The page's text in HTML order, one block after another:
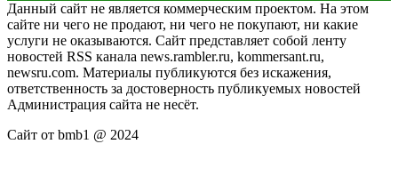
Данный сайт не является коммерческим проектом. На этом
сайте ни чего не продают, ни чего не покупают, ни какие
услуги не оказываются. Сайт представляет собой ленту
новостей RSS канала news.rambler.ru, kommersant.ru,
newsru.com. Материалы публикуются без искажения,
ответственность за достоверность публикуемых новостей
Администрация сайта не несёт.
Сайт от bmb1 @ 2024